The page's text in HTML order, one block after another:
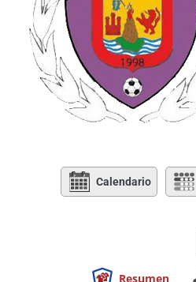
Calendario
Resumen